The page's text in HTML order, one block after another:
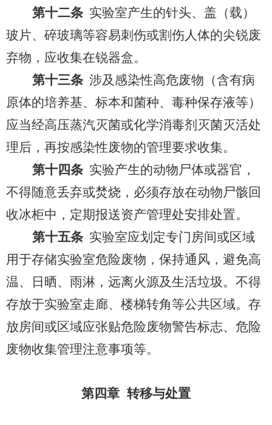
第十二条 实验室产生的针头、盖（载）
玻片、碎玻璃等容易刺伤或割伤人体的尖锐废
弃物，应收集在锐器盒。
第十三条涉及感染性高危废物（含有病
原体的培养基、标本和菌种、毒种保存液等）
应当经高压蒸汽灭菌或化学消毒剂灭菌灭活处
理后，再按感染性废物的管理要求收集。
第十四条 实验产生的动物尸体或器官，
不得随意丢弃或焚烧，必须存放在动物尸骸回
收冰柜中，定期报送资产管理处安排处置。
第十五条实验室应划定专门房间或区域
用于存储实验室危险废物，保持通风，避免高
温、日晒、雨淋，远离火源及生活垃圾。不得
存放于实验室走廊、楼梯转角等公共区域。存
放房间或区域应张贴危险废物警告标志、危险
废物收集管理注意事项等。
第四章 转移与处置